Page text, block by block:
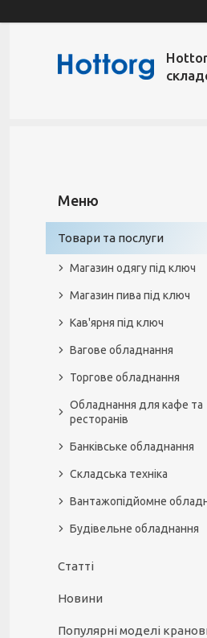
Товари та послуги
Магазин одягу під ключ
Магазин пива під ключ
Кав'ярня під ключ
Вагове обладнання
Торгове обладнання
Обладнання для кафе та
ресторанів
Банківське обладнання
Складська техніка
Вантажопідйомне
Будівельне обладнання
Статті
Новини
Популярні моделі